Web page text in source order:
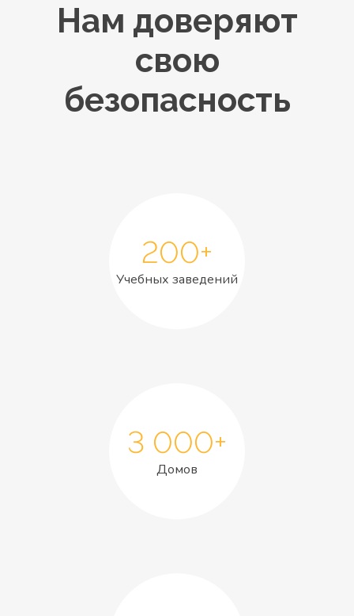
Нам доверяют
свою
безопасность
200+
Учебных заведений
3 000+
Домов